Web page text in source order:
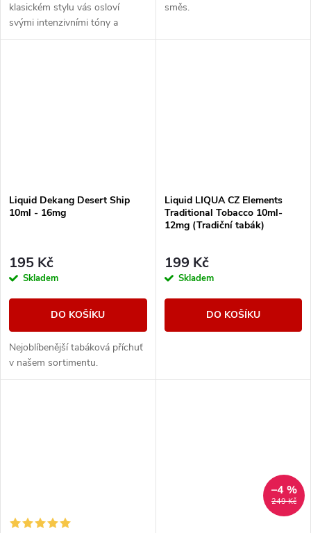
klasickém stylu vás osloví
svými intenzivními tóny a
dřevitou dochutí.
směs.
Liquid Dekang Desert Ship
10ml - 16mg
195 Kč
Skladem
DO KOŠÍKU
Nejoblíbenější tabáková příchuť
v našem sortimentu.
Liquid LIQUA CZ Elements
Traditional Tobacco 10ml-
12mg (Tradiční tabák)
199 Kč
Skladem
DO KOŠÍKU
249 Kč
–4 %